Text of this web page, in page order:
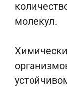
молекул.